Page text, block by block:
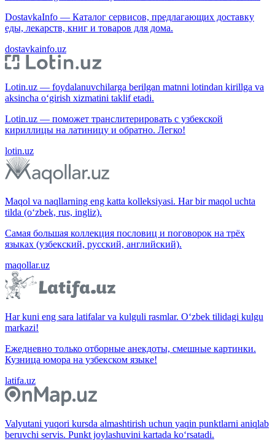
DostavkaInfo — Каталог сервисов, предлагающих доставку
еды, лекарств, книг и товаров для дома.
dostavkainfo.uz
Lotin.uz — foydalanuvchilarga berilgan matnni lotindan kirillga va
aksincha o‘girish xizmatini taklif etadi.
Lotin.uz — поможет транслитерировать с узбекской
кириллицы на латиницу и обратно. Легко!
lotin.uz
Maqol va naqllarning eng katta kolleksiyasi. Har bir maqol uchta
tilda (o‘zbek, rus, ingliz).
Самая большая коллекция пословиц и поговорок на трёх
языках (узбекский, русский, английский).
maqollar.uz
Har kuni eng sara latifalar va kulguli rasmlar. O‘zbek tilidagi kulgu
markazi!
Ежедневно только отборные анекдоты, смешные картинки.
Кузница юмора на узбекском языке!
latifa.uz
Valyutani yuqori kursda almashtirish uchun yaqin punktlarni aniqlab
beruvchi servis. Punkt joylashuvini kartada ko‘rsatadi.